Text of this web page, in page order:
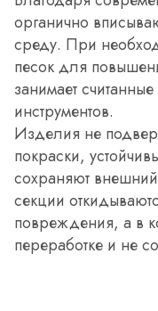
органично
среду. При
песок для
занимает
инструментов.
Изделия не
покраски,
сохраняют
секции
повреждения, а в
переработке и не